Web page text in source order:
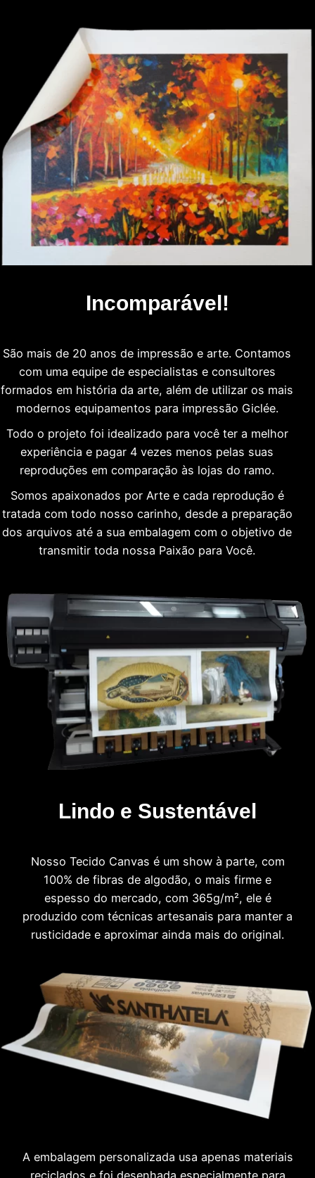
Incomparável!
São mais de 20 anos de impressão e arte. Contamos
com uma equipe de especialistas e consultores
formados em história da arte, além de utilizar os mais
modernos equipamentos para impressão Giclée.
Todo o projeto foi idealizado para você ter a melhor
experiência e pagar 4 vezes menos pelas suas
reproduções em comparação às lojas do ramo.
Somos apaixonados por Arte e cada reprodução é
tratada com todo nosso carinho, desde a preparação
dos arquivos até a sua embalagem com o objetivo de
transmitir toda nossa Paixão para Você.
Lindo e Sustentável
Nosso Tecido Canvas é um show à parte, com
100% de fibras de algodão, o mais firme e
espesso do mercado, com 365g/m², ele é
produzido com técnicas artesanais para manter a
rusticidade e aproximar ainda mais do original.
A embalagem personalizada usa apenas materiais
reciclados e foi desenhada especialmente para